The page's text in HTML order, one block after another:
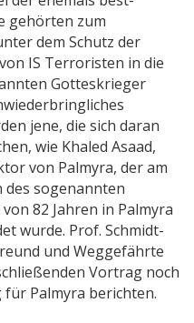
gehörten zum
dem Schutz der
IS Terroristen in die
Gotteskrieger
jene, die sich daran
wie Khaled Asaad,
von Palmyra, der am
des sogenannten
82 Jahren in Palmyra
wurde. Prof. Schmidt-
und Weggefährte
Vortrag noch
Palmyra berichten.